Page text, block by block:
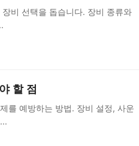
비 선택을 돕습니다. 장비 종류와
할 점
를 예방하는 방법. 장비 설정, 사운